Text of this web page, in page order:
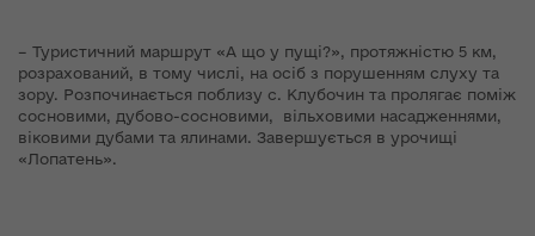
– Туристичний маршрут «А що у пущі?», протяжністю 5 км,
розрахований, в тому числі, на осіб з порушенням слуху та
зору. Розпочинається поблизу с. Клубочин та пролягає поміж
сосновими, дубово-сосновими, вільховими насадженнями,
віковими дубами та ялинами. Завершується в урочищі
«Лопатень».